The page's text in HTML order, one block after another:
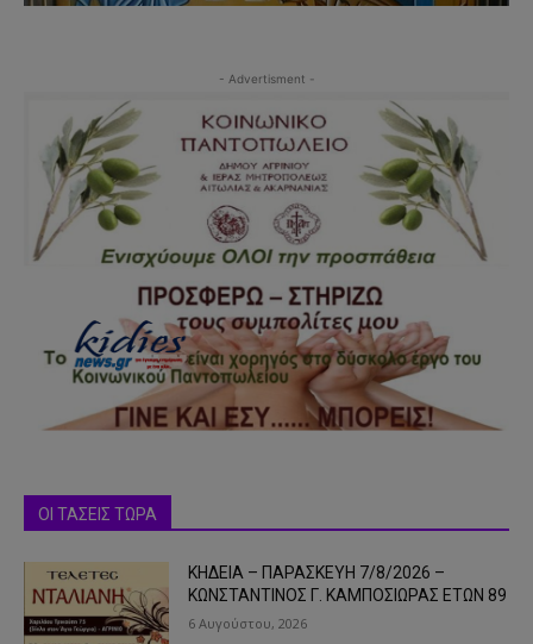
- Advertisment -
ΟΙ ΤΑΣΕΙΣ ΤΩΡΑ
ΚΗΔΕΙΑ – ΠΑΡΑΣΚΕΥΗ 7/8/2026 –
ΚΩΝΣΤΑΝΤΙΝΟΣ Γ. ΚΑΜΠΟΣΙΩΡΑΣ ΕΤΩΝ 89
6 Αυγούστου, 2026